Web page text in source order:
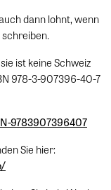
dann lohnt, wenn
ist keine Schweiz
978-3-907396-40-7
9783907396407
Sie hier: